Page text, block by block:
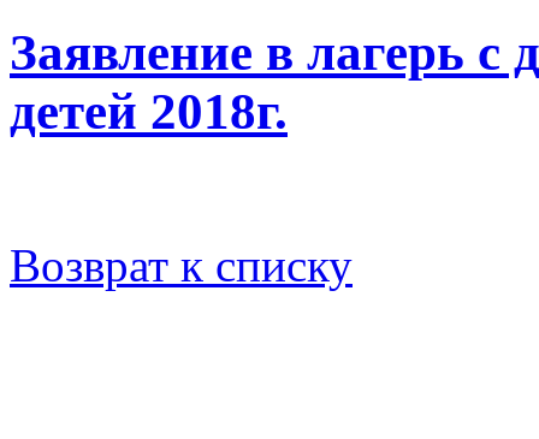
Заявление в лагерь
детей 2018г.
Возврат к списку